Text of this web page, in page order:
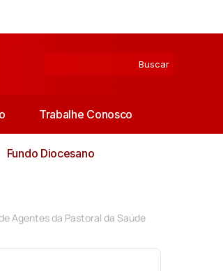
Trabalhe Conosco
Fundo Diocesano
Agentes da Pastoral da Saúde